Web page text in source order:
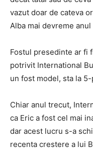
vazut doar de cateva
Alba mai devreme anul
Fostul presedinte ar
potrivit International
un fost model, sta la
Chiar anul trecut,
ca Eric a fost cel mai
dar acest lucru s-a
recenta crestere a lui